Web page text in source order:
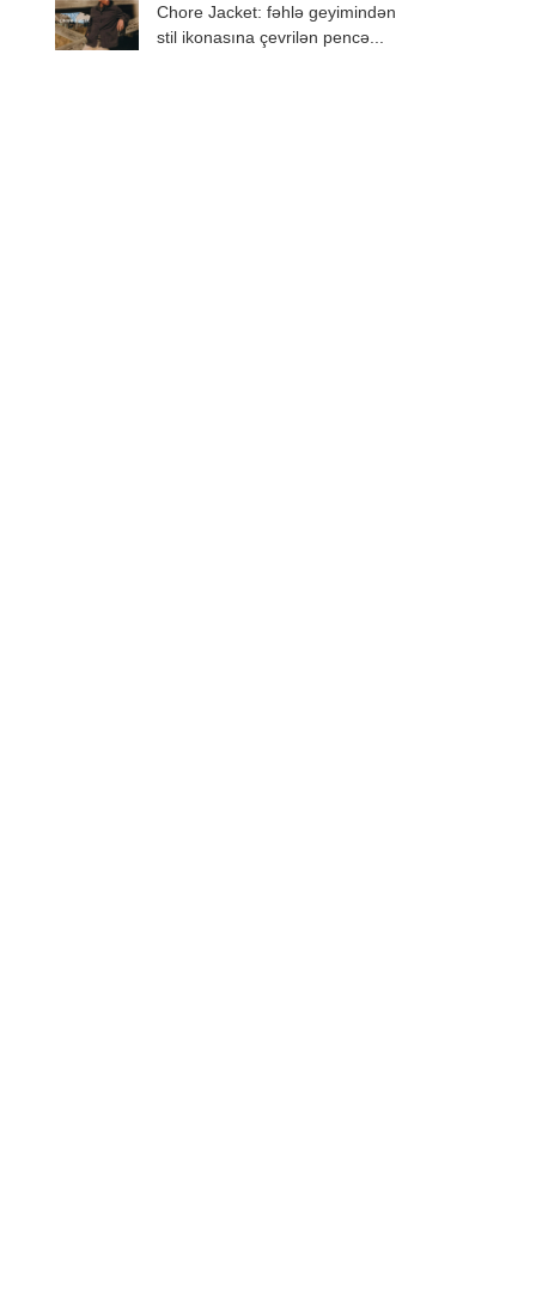
Chore Jacket: fəhlə geyimindən
stil ikonasına çevrilən pencə...